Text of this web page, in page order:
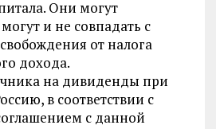
Они могут
и не совпадать с
от налога
дохода.
на дивиденды при
в соответствии с
с данной